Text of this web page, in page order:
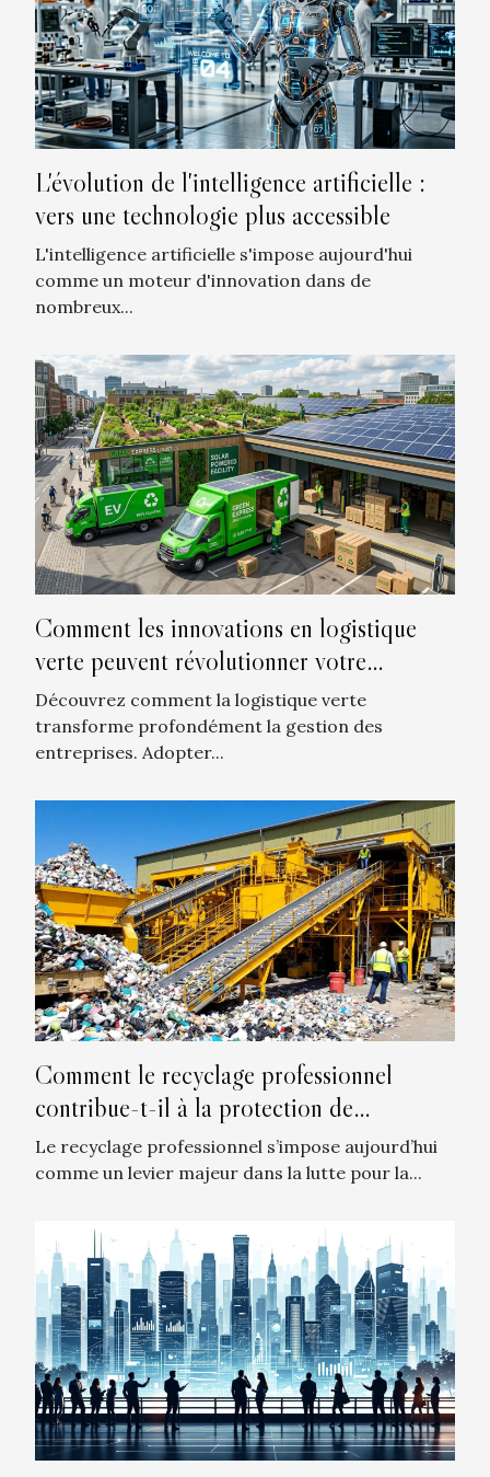
L'évolution de l'intelligence artificielle :
vers une technologie plus accessible
L'intelligence artificielle s'impose aujourd'hui
comme un moteur d'innovation dans de
nombreux...
Comment les innovations en logistique
verte peuvent révolutionner votre
entreprise ?
Découvrez comment la logistique verte
transforme profondément la gestion des
entreprises. Adopter...
Comment le recyclage professionnel
contribue-t-il à la protection de
l'environnement ?
Le recyclage professionnel s’impose aujourd’hui
comme un levier majeur dans la lutte pour la...